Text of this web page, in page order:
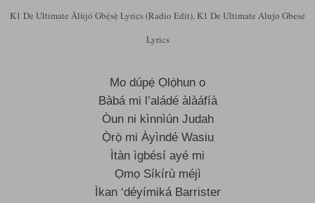
K1 De Ultimate Àlùjó Gbẹ́sẹ̀ Lyrics (Radio Edit), K1 De Ultimate Alujo Gbese
Lyrics
Mo dúpẹ́ Ọlọ́hun o
Bàbá mi l’aládé àlàáfíà
Òun ni kìnnìún Judah
Ọ̀rọ̀ mi Àyìndé Wasiu
Ìtàn ìgbésí ayé mi
Ọmọ Síkírù méjì
Ìkan ‘déyímiká Barrister